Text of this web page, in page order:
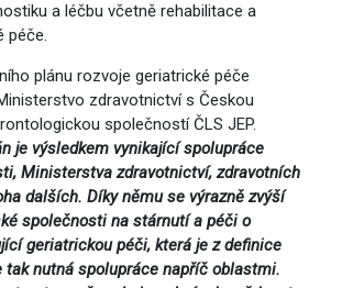
a léčbu včetně rehabilitace a
péče.
plánu rozvoje geriatrické péče
zdravotnictví s Českou
společností ČLS JEP.
je výsledkem vynikající spolupráce
Ministerstva zdravotnictví, zdravotních
dalších. Díky němu se výrazně zvýší
společnosti na stárnutí a péči o
geriatrickou péči, která je z definice
tak nutná spolupráce napříč oblastmi.